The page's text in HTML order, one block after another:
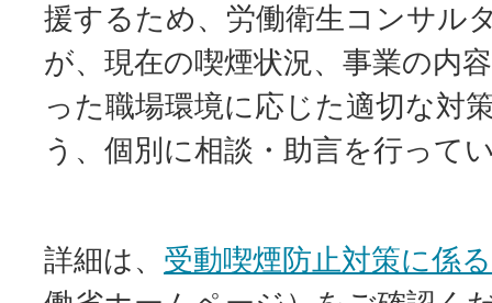
援するため、労働衛生コンサル
が、現在の喫煙状況、事業の内
った職場環境に応じた適切な対
う、個別に相談・助言を行って
詳細は、 受動喫煙防止対策に係